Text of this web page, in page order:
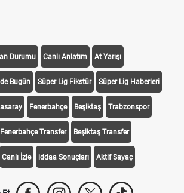
Durumu Canlı Anlatım At Yarışı
Bugün Süper Lig Fikstür Süper Lig Haberleri
Fenerbahçe Beşiktaş Trabzonspor
Fenerbahçe Transfer Beşiktaş Transfer
Canlı İzle iddaa Sonuçları Aktif Sayaç